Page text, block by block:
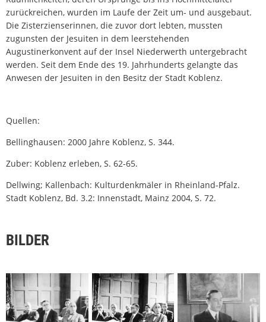
zurückreichen, wurden im Laufe der Zeit um- und ausgebaut.
Die Zisterzienserinnen, die zuvor dort lebten, mussten
zugunsten der Jesuiten in dem leerstehenden
Augustinerkonvent auf der Insel Niederwerth untergebracht
werden. Seit dem Ende des 19. Jahrhunderts gelangte das
Anwesen der Jesuiten in den Besitz der Stadt Koblenz.
Quellen:
Bellinghausen: 2000 Jahre Koblenz, S. 344.
Zuber: Koblenz erleben, S. 62-65.
Dellwing; Kallenbach: Kulturdenkmäler in Rheinland-Pfalz.
Stadt Koblenz, Bd. 3.2: Innenstadt, Mainz 2004, S. 72.
BILDER